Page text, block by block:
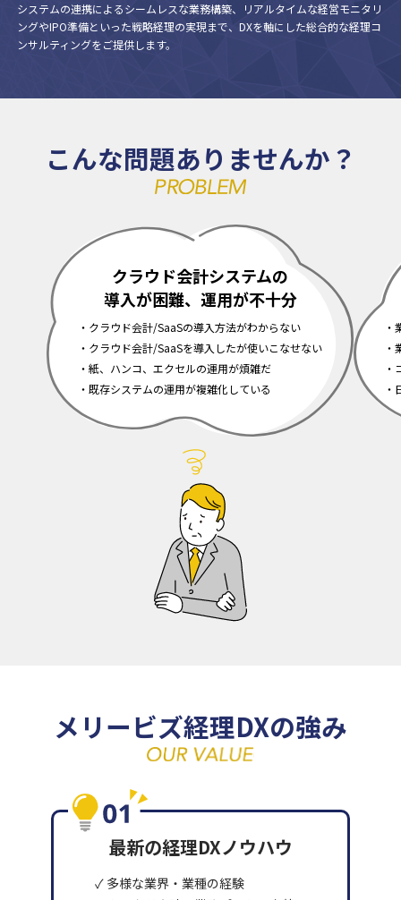
システムの連携によるシームレスな業務構築、リアルタイムな経営モニタリ
ングやIPO準備といった戦略経理の実現まで、DXを軸にした総合的な経理コ
ンサルティングをご提供します。
こんな問題ありませんか？
クラウド会計システムの
導入が困難、運用が不十分
クラウド会計/SaaSの導入方法がわからない
クラウド会計/SaaSを導入したが使いこなせない
紙、ハンコ、エクセルの運用が煩雑だ
既存システムの運用が複雑化している
メリービズ経理DXの強み
最新の経理DXノウハウ
✓ 多様な業界・業種の経験